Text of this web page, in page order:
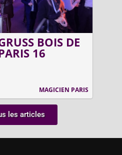
BOIS DE
16
MAGICIEN PARIS
les articles